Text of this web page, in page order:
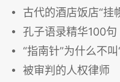
古代的酒店饭店“挂
孔子语录精华100句
“指南针”为什么不叫
被审判的人权律师